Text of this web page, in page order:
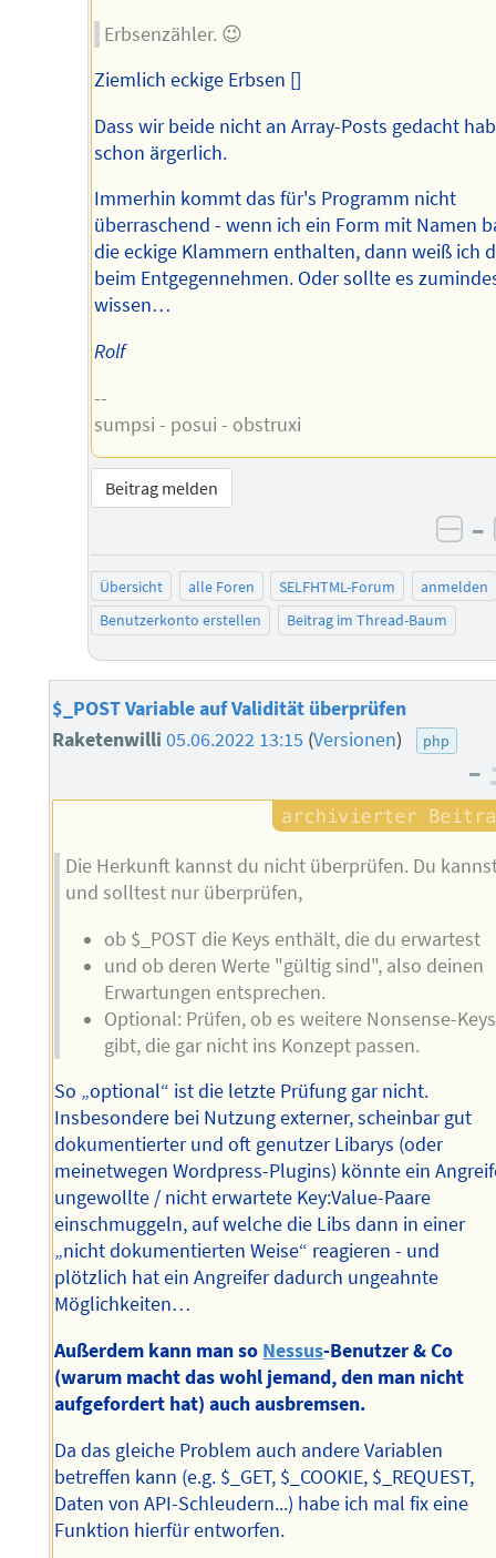
Erbsenzähler. 😉
Ziemlich eckige Erbsen []
Dass wir beide nicht an Array-Posts gedacht
schon ärgerlich.
Immerhin kommt das für's Programm nicht
überraschend - wenn ich ein Form mit Namen
die eckige Klammern enthalten, dann weiß ich
beim Entgegennehmen. Oder sollte es
wissen…
Rolf
--
sumpsi - posui - obstruxi
Beitrag melden
–
Übersicht alle Foren SELFHTML-Forum
anmelden
Benutzerkonto erstellen
Beitrag im Thread-Baum
$_POST Variable auf Validität überprüfen
Raketenwilli 05.06.2022 13:15 (Versionen) php
–
Die Herkunft kannst du nicht überprüfen. Du
und solltest nur überprüfen,
ob $_POST die Keys enthält, die du erwartest
und ob deren Werte "gültig sind", also deinen
Erwartungen entsprechen.
Optional: Prüfen, ob es weitere Nonsense-Keys
gibt, die gar nicht ins Konzept passen.
So „optional“ ist die letzte Prüfung gar nicht.
Insbesondere bei Nutzung externer, scheinbar gut
dokumentierter und oft genutzer Libarys (oder
meinetwegen Wordpress-Plugins) könnte ein
ungewollte / nicht erwartete Key:Value-Paare
einschmuggeln, auf welche die Libs dann in einer
„nicht dokumentierten Weise“ reagieren - und
plötzlich hat ein Angreifer dadurch ungeahnte
Möglichkeiten…
Außerdem kann man so Nessus-Benutzer & Co
(warum macht das wohl jemand, den man nicht
aufgefordert hat) auch ausbremsen.
Da das gleiche Problem auch andere Variablen
betreffen kann (e.g. $_GET, $_COOKIE, $_REQUEST,
Daten von API-Schleudern...) habe ich mal fix eine
Funktion hierfür entworfen.